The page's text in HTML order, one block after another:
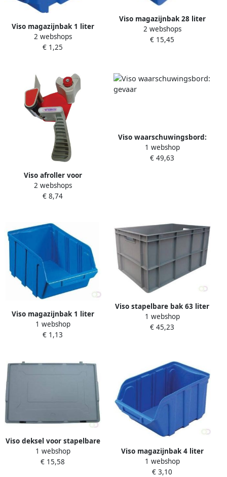
Viso magazijnbak 1 liter
blauw
2 webshops
€ 1,25
Viso magazijnbak 28 liter
blauw
2 webshops
€ 15,45
Viso afroller voor
verpakkingsplakband
2 webshops
€ 8,74
Viso waarschuwingsbord:
gevaar
1 webshop
€ 49,63
Viso magazijnbak 1 liter
blauw
1 webshop
€ 1,13
Viso stapelbare bak 63 liter
ft 36 5 x 56 5 x 31 5 cm grijs
1 webshop
€ 45,23
Viso deksel voor stapelbare
bak 38 en 63 liter ft 60 x 40
cm
1 webshop
€ 15,58
Viso magazijnbak 4 liter
blauw
1 webshop
€ 3,10